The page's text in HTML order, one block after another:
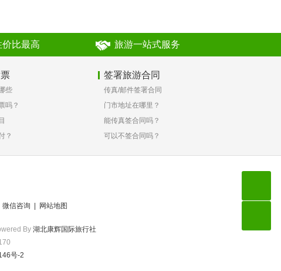
比最高 旅游一站式服务
些
吗？
？
签署旅游合同
传真/邮件签署合同
门市地址在哪里？
能传真签合同吗？
可以不签合同吗？
微信咨询 网站地图
By 湖北康辉国际旅行社
号-2